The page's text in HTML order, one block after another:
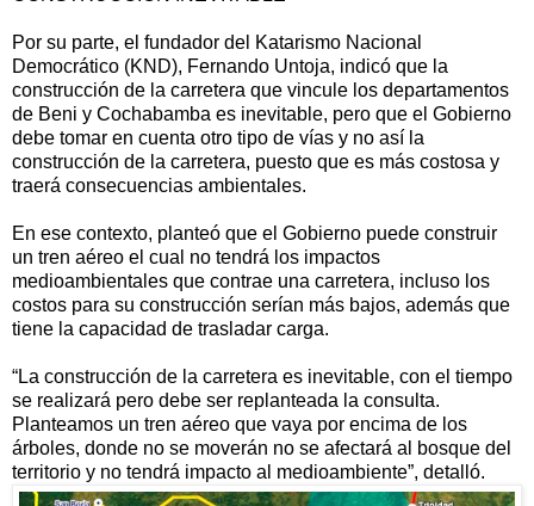
Por su parte, el fundador del Katarismo Nacional
Democrático (KND), Fernando Untoja, indicó que la
construcción de la carretera que vincule los departamentos
de Beni y Cochabamba es inevitable, pero que el Gobierno
debe tomar en cuenta otro tipo de vías y no así la
construcción de la carretera, puesto que es más costosa y
traerá consecuencias ambientales.
En ese contexto, planteó que el Gobierno puede construir
un tren aéreo el cual no tendrá los impactos
medioambientales que contrae una carretera, incluso los
costos para su construcción serían más bajos, además que
tiene la capacidad de trasladar carga.
“La construcción de la carretera es inevitable, con el tiempo
se realizará pero debe ser replanteada la consulta.
Planteamos un tren aéreo que vaya por encima de los
árboles, donde no se moverán no se afectará al bosque del
territorio y no tendrá impacto al medioambiente”, detalló.